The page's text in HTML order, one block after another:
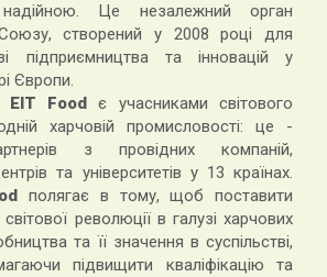
Це незалежний орган
створений у 2008 році для
підприємництва та інновацій у
Європи.
EIT Food
є учасниками світового
харчовій промисловості: це -
з провідних компаній,
та університетів у 13 країнах.
полягає в тому, щоб поставити
революції в галузі харчових
та її значення в суспільстві,
підвищити кваліфікацію та